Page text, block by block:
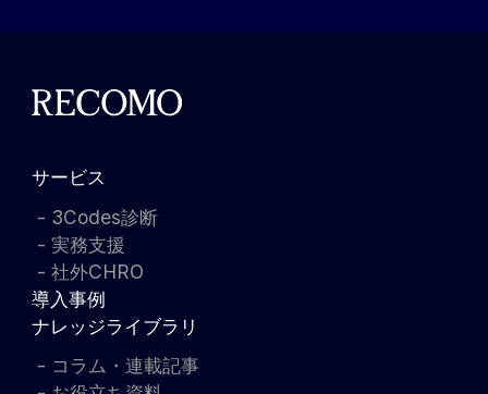
サービス
3Codes診断
実務支援
社外CHRO
導入事例
ナレッジライブラリ
コラム・連載記事